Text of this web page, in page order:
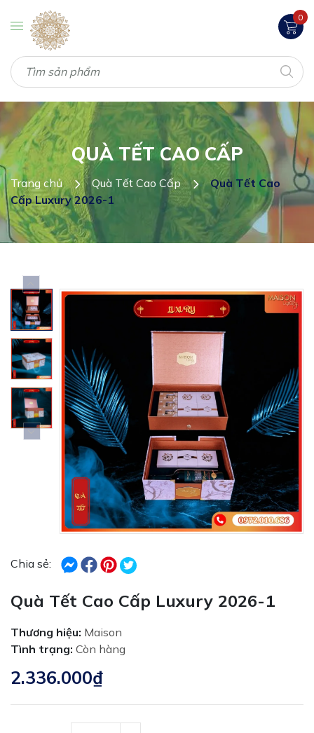
0
QUÀ TẾT CAO CẤP
Trang chủ Quà Tết Cao Cấp
Quà Tết Cao
Cấp Luxury 2026-1
Chia sẻ:
Quà Tết Cao Cấp Luxury 2026-1
Thương hiệu: Maison
Tình trạng: Còn hàng
2.336.000₫